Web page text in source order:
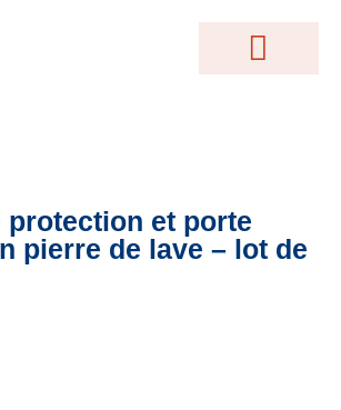
protection et porte
pierre de lave – lot de